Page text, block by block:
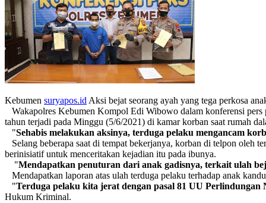
Kebumen suryapos.id Aksi bejat seorang ayah yang tega perkosa
Wakapolres Kebumen Kompol Edi Wibowo dalam konferensi pers
tahun terjadi pada Minggu (5/6/2021) di kamar korban saat rumah
"Sehabis melakukan aksinya, terduga pelaku mengancam
Selang beberapa saat di tempat bekerjanya, korban di telpon oleh
berinisiatif untuk menceritakan kejadian itu pada ibunya.
"Mendapatkan penuturan dari anak gadisnya, terkait ulah
Mendapatkan laporan atas ulah terduga pelaku terhadap anak
"Terduga pelaku kita jerat dengan pasal 81 UU Perlindungan
Hukum Kriminal.